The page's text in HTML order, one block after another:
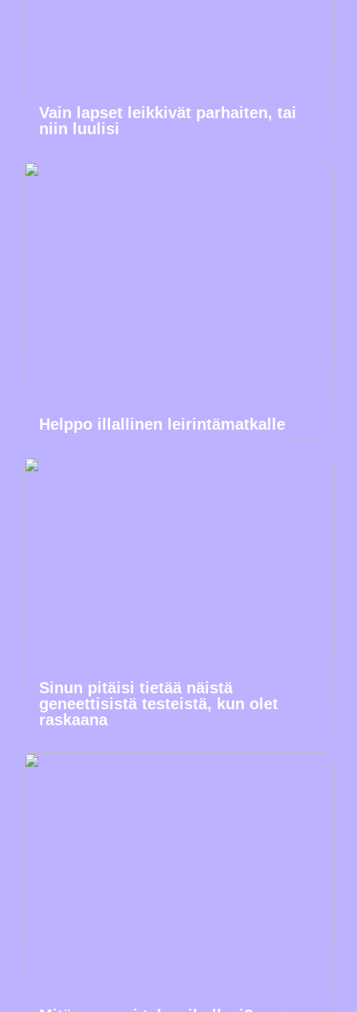
Vain lapset leikkivät parhaiten, tai
niin luulisi
Helppo illallinen leirintämatkalle
Sinun pitäisi tietää näistä
geneettisistä testeistä, kun olet
raskaana